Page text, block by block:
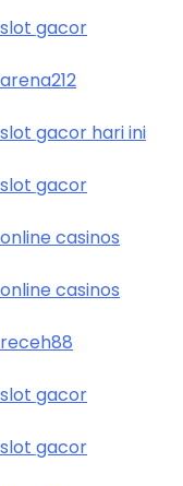
slot gacor
arena212
slot gacor hari ini
slot gacor
online casinos
online casinos
receh88
slot gacor
slot gacor